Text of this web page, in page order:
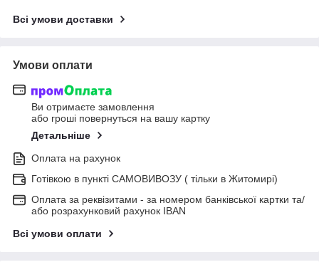
Всі умови доставки
Умови оплати
Ви отримаєте замовлення
або гроші повернуться на вашу картку
Детальніше
Оплата на рахунок
Готівкою в пункті САМОВИВОЗУ ( тільки в Житомирі)
Оплата за реквізитами - за номером банківської картки та/
або розрахунковий рахунок IBAN
Всі умови оплати